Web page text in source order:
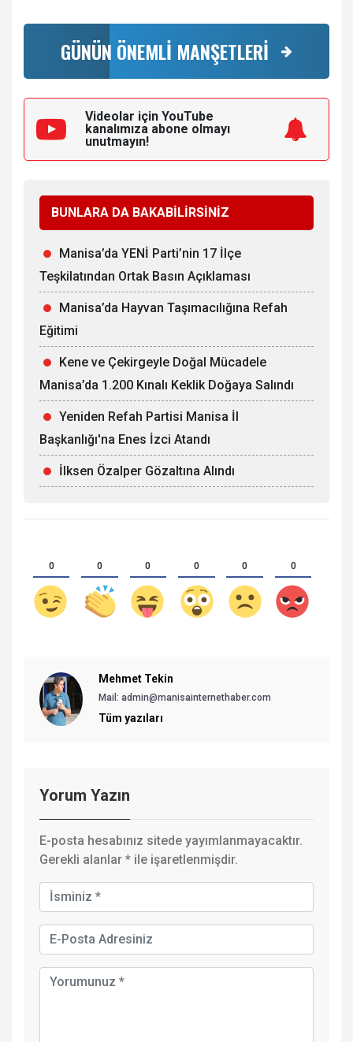
GÜNÜN ÖNEMLİ MANŞETLERİ
Videolar için YouTube
kanalımıza abone olmayı
unutmayın!
BUNLARA DA BAKABİLİRSİNİZ
Manisa’da YENİ Parti’nin 17 İlçe
Teşkilatından Ortak Basın Açıklaması
Manisa’da Hayvan Taşımacılığına Refah
Eğitimi
Kene ve Çekirgeyle Doğal Mücadele
Manisa’da 1.200 Kınalı Keklik Doğaya Salındı
Yeniden Refah Partisi Manisa İl
Başkanlığı'na Enes İzci Atandı
İlksen Özalper Gözaltına Alındı
0 0 0 0 0 0
Mehmet Tekin
Mail: admin@manisainternethaber.com
Tüm yazıları
Yorum Yazın
E-posta hesabınız sitede yayımlanmayacaktır.
Gerekli alanlar * ile işaretlenmişdir.